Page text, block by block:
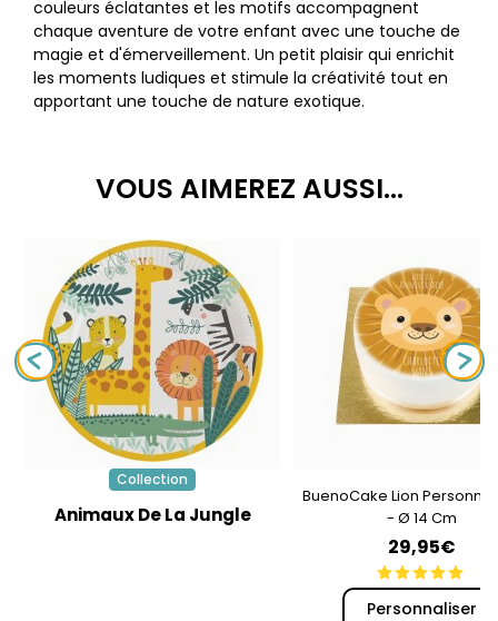
couleurs éclatantes et les motifs accompagnent
chaque aventure de votre enfant avec une touche de
magie et d'émerveillement. Un petit plaisir qui enrichit
les moments ludiques et stimule la créativité tout en
apportant une touche de nature exotique.
VOUS AIMEREZ AUSSI...
Collection
Animaux De La Jungle
BuenoCake Lion
- Ø 14 Cm
29,95€
Personnaliser